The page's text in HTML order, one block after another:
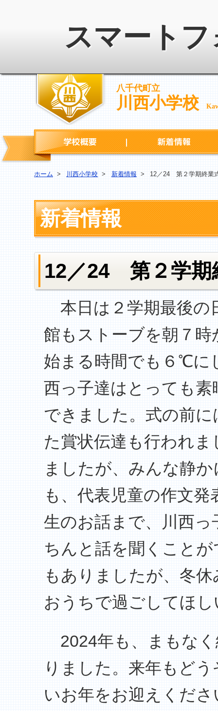
スマート
八千代町立
川西小学校
学校概要
ホーム > 川西小学校 > 新着情報 > 12／24 第２学期終業
新着情報
12／24 第２学期
本日は２学期最後の
館もストーブを朝７
始まる時間でも６℃に
西っ子達はとっても
できました。式の前
た賞状伝達も行われ
ましたが、みんな静
も、代表児童の作文
生のお話まで、川西
ちんと話を聞くこと
もありましたが、冬
おうちで過ごしてほ
2024年も、まもなく
りました。来年もど
いお年をお迎えくださ